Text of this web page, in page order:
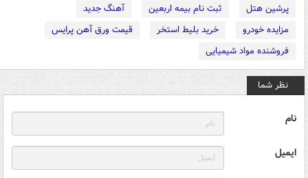
پرشین هتل
ثبت نام بیمه اربعین
آهنگ جدید
مزایده خودرو
خرید بلیط استخر
قیمت ورق آهن پرایس
فروشنده مواد شیمیایی
نظر شما
نام
ایمیل